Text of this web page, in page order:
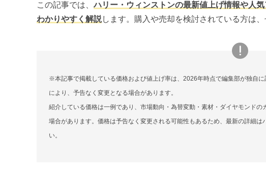
この記事では、ハリー・ウィンストンの最新値上げ情報や人
わかりやすく解説します。購入や売却を検討されている方は、
※本記事で掲載している価格および値上げ率は、2026年時点で編集部が独自
により、予告なく変更となる場合があります。
紹介している価格は一例であり、市場動向・為替変動・素材・ダイヤモンド
場合があります。価格は予告なく変更される可能性もあるため、最新の詳細
い。